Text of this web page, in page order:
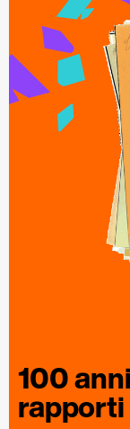
100
rapporti